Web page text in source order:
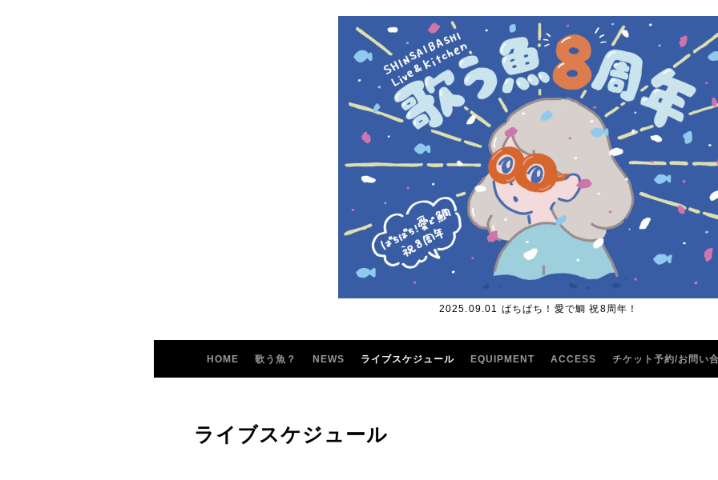
2025.09.01 ぱちぱち！愛で鯛 祝8周年！
HOME 歌う魚？ NEWS ライブスケジュール EQUIPMENT ACCESS チケット予約/お問い
ライブスケジュール